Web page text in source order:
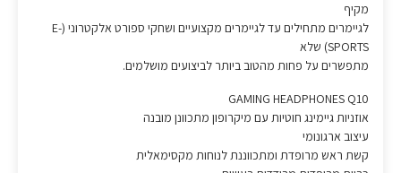
מקיף
לגיימרים מתחילים עד לגיימרים מקצועיים ושחקי ספורט אלקטרוני (E-
SPORTS) שלא
מתפשרים על פחות מהטוב ביותר לביצועים מושלמים.
GAMING HEADPHONES Q10
אוזניות גיימינג חוטיות עם מיקרופון מתכוונן מובנה
עיצוב ארגונומי
קשת ראש מרופדת ומתכווננת לנוחות מקסימאלית